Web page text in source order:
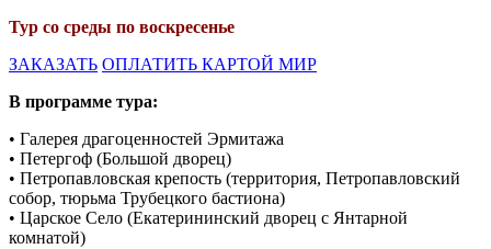
Тур со среды по воскресенье
ЗАКАЗАТЬ ОПЛАТИТЬ КАРТОЙ МИР
В программе тура:
• Галерея драгоценностей Эрмитажа
• Петергоф (Большой дворец)
• Петропавловская крепость (территория, Петропавловский
собор, тюрьма Трубецкого бастиона)
• Царское Село (Екатерининский дворец с Янтарной
комнатой)